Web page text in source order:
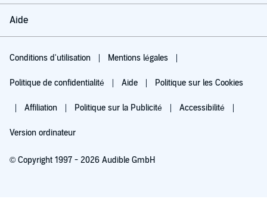
Aide
Conditions d'utilisation Mentions légales
Politique de confidentialité Aide Politique sur les Cookies
Affiliation Politique sur la Publicité Accessibilité
Version ordinateur
© Copyright 1997 - 2026 Audible GmbH